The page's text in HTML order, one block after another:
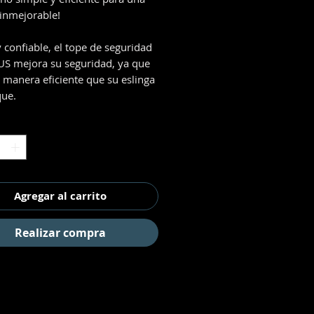
confiable, el tope de seguridad
mejora su seguridad, ya que
eficiente que su eslinga
Agregar al carrito
Realizar compra